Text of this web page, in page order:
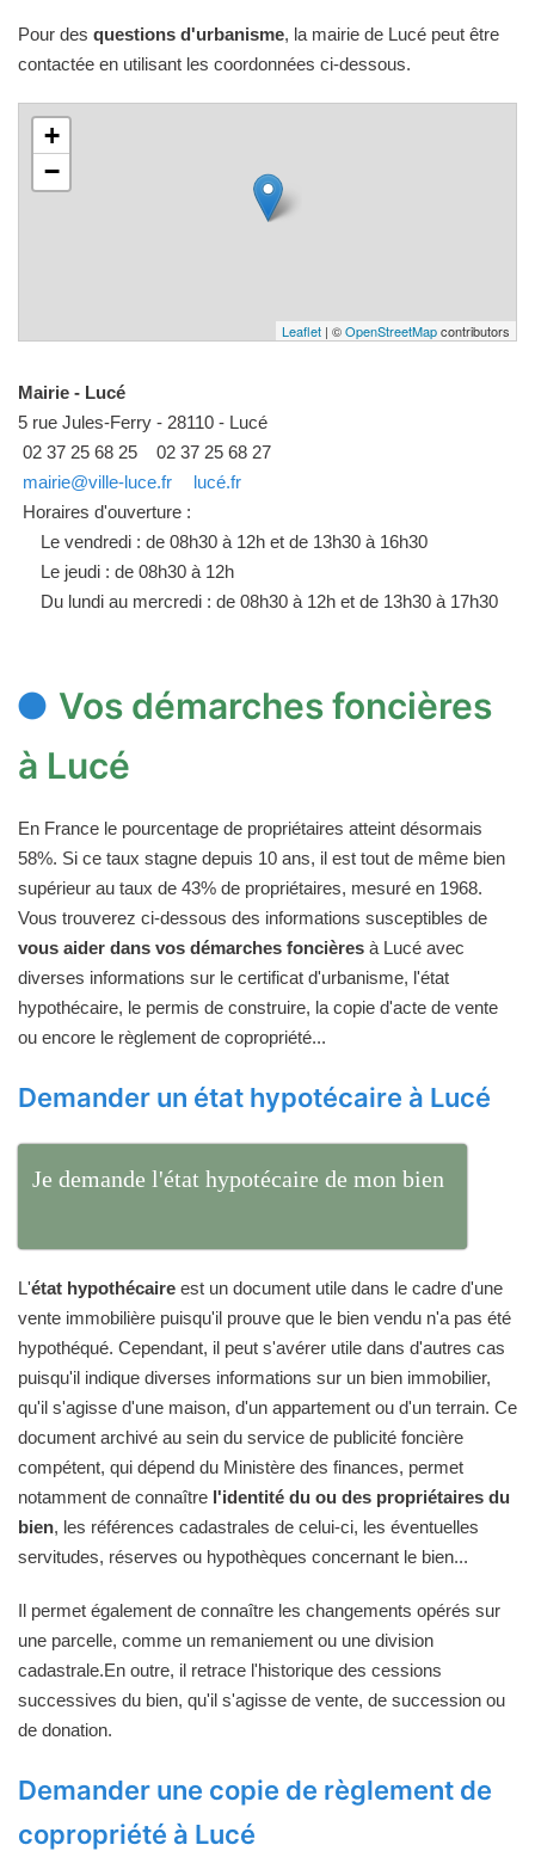
Pour des questions d'urbanisme, la mairie de Lucé peut être
contactée en utilisant les coordonnées ci-dessous.
+
−
Leaflet | ©OpenStreetMapcontributors
Mairie - Lucé
5 rue Jules-Ferry - 28110 - Lucé
02 37 25 68 25
02 37 25 68 27
mairie@ville-luce.fr
lucé.fr
Horaires d'ouverture :
Le vendredi : de 08h30 à 12h et de 13h30 à 16h30
Le jeudi : de 08h30 à 12h
Du lundi au mercredi : de 08h30 à 12h et de 13h30 à 17h30
Vos démarches foncières
à Lucé
En France le pourcentage de propriétaires atteint désormais
58%. Si ce taux stagne depuis 10 ans, il est tout de même bien
supérieur au taux de 43% de propriétaires, mesuré en 1968.
Vous trouverez ci-dessous des informations susceptibles de
vous aider dans vos démarches foncières à Lucé avec
diverses informations sur le certificat d'urbanisme, l'état
hypothécaire, le permis de construire, la copie d'acte de vente
ou encore le règlement de copropriété...
Demander un état hypotécaire à Lucé
Je demande l'état hypotécaire de mon bien
L'état hypothécaire est un document utile dans le cadre d'une
vente immobilière puisqu'il prouve que le bien vendu n'a pas été
hypothéqué. Cependant, il peut s'avérer utile dans d'autres cas
puisqu'il indique diverses informations sur un bien immobilier,
qu'il s'agisse d'une maison, d'un appartement ou d'un terrain. Ce
document archivé au sein du service de publicité foncière
compétent, qui dépend du Ministère des finances, permet
notamment de connaître l'identité du ou des propriétaires du
bien, les références cadastrales de celui-ci, les éventuelles
servitudes, réserves ou hypothèques concernant le bien...
Il permet également de connaître les changements opérés sur
une parcelle, comme un remaniement ou une division
cadastrale.En outre, il retrace l'historique des cessions
successives du bien, qu'il s'agisse de vente, de succession ou
de donation.
Demander une copie de règlement de
copropriété à Lucé